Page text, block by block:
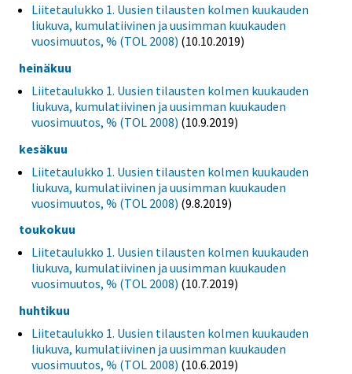
Liitetaulukko 1. Uusien tilausten kolmen kuukauden
liukuva, kumulatiivinen ja uusimman kuukauden
vuosimuutos, % (TOL 2008) (10.10.2019)
heinäkuu
Liitetaulukko 1. Uusien tilausten kolmen kuukauden
liukuva, kumulatiivinen ja uusimman kuukauden
vuosimuutos, % (TOL 2008) (10.9.2019)
kesäkuu
Liitetaulukko 1. Uusien tilausten kolmen kuukauden
liukuva, kumulatiivinen ja uusimman kuukauden
vuosimuutos, % (TOL 2008) (9.8.2019)
toukokuu
Liitetaulukko 1. Uusien tilausten kolmen kuukauden
liukuva, kumulatiivinen ja uusimman kuukauden
vuosimuutos, % (TOL 2008) (10.7.2019)
huhtikuu
Liitetaulukko 1. Uusien tilausten kolmen kuukauden
liukuva, kumulatiivinen ja uusimman kuukauden
vuosimuutos, % (TOL 2008) (10.6.2019)